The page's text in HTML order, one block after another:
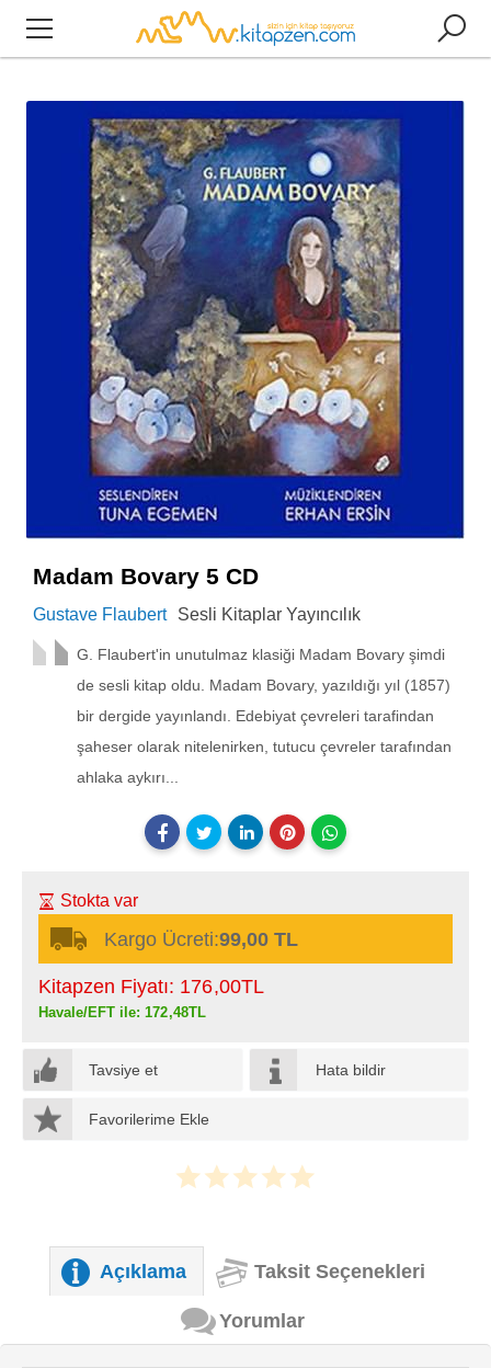
Madam Bovary 5 CD
Gustave Flaubert Sesli Kitaplar Yayıncılık
G. Flaubert'in unutulmaz klasiği Madam Bovary şimdi
de sesli kitap oldu. Madam Bovary, yazıldığı yıl (1857)
bir dergide yayınlandı. Edebiyat çevreleri tarafindan
şaheser olarak nitelenirken, tutucu çevreler tarafından
ahlaka aykırı...
Stokta var
Kargo Ücreti:99,00 TL
Kitapzen Fiyatı: 176,00TL
Havale/EFT ile: 172,48TL
Tavsiye et Hata bildir
Favorilerime Ekle
Açıklama Taksit Seçenekleri
Yorumlar